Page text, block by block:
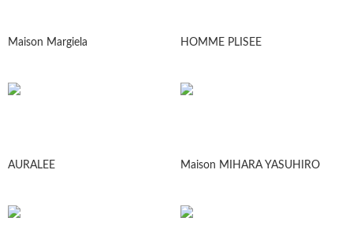
Maison Margiela HOMME PLISEE
AURALEE Maison MIHARA YASUHIRO